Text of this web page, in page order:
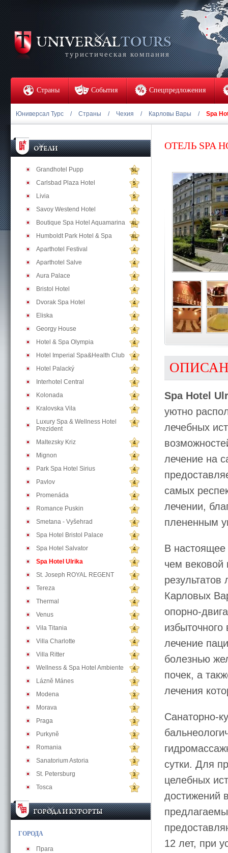
туристическая компания
Страны События Спецпредложения
Юниверсал Турс / Страны / Чехия / Карловы Вары / Spa
Grandhotel Pupp 5L
Carlsbad Plaza Hotel 5
Livia 5
Savoy Westend Hotel 5
Boutique Spa Hotel Aquamarina 4L
Humboldt Park Hotel & Spa 4L
Aparthotel Festival 4
Aparthotel Salve 4
Aura Palace 4
Bristol Hotel 4
Dvorak Spa Hotel 4
Eliska 4
Georgy House 4
Hotel & Spa Olympia 4
Hotel Imperial Spa&Health Club 4
Hotel Palacký 4
Interhotel Central 4
Kolonada 4
Kralovska Vila 4
Luxury Spa & Wellness Hotel
Prezident
4
Maltezsky Kriz 4
Mignon 4
Park Spa Hotel Sirius 4
Pavlov 4
Promenáda 4
Romance Puskin 4
Smetana - Vyšehrad 4
Spa Hotel Bristol Palace 4
Spa Hotel Salvator 4
Spa Hotel Ulrika 4
St. Joseph ROYAL REGENT 4
Tereza 4
Thermal 4
Venus 4
Vila Titania 4
Villa Charlotte 4
Villa Ritter 4
Wellness & Spa Hotel Ambiente 4
Lázně Mánes 3
Modena 3
Morava 3
Praga 3
Purkyně 3
Romania 3
Sanatorium Astoria 3
St. Petersburg 3
Tosca 3
ГОРОДА
Прага
ОТЕЛЬ SPA
Spa Hotel
уютно
лечебных
лечение на
самых
лечении,
плененным
В
чем вековой
Карловых
опорно-
лечение
болезнью
почек, а
лечения
Санаторно-
сутки. Для
целебных
достижений
12 лет, при